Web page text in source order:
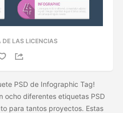
DE LAS LICENCIAS
PSD de Infographic Tag!
ocho diferentes etiquetas PSD
para tantos proyectos. Estas